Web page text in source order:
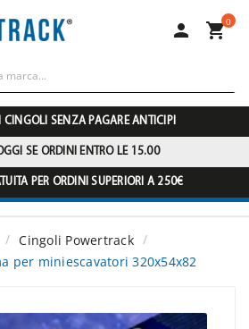
 0
CINGOLI SENZA PAGARE ANTICIPI
SE ORDINI ENTRO LE 15.00
PER ORDINI SUPERIORI A 250€
Cingoli Powertrack
per miniescavatori 320x54x82